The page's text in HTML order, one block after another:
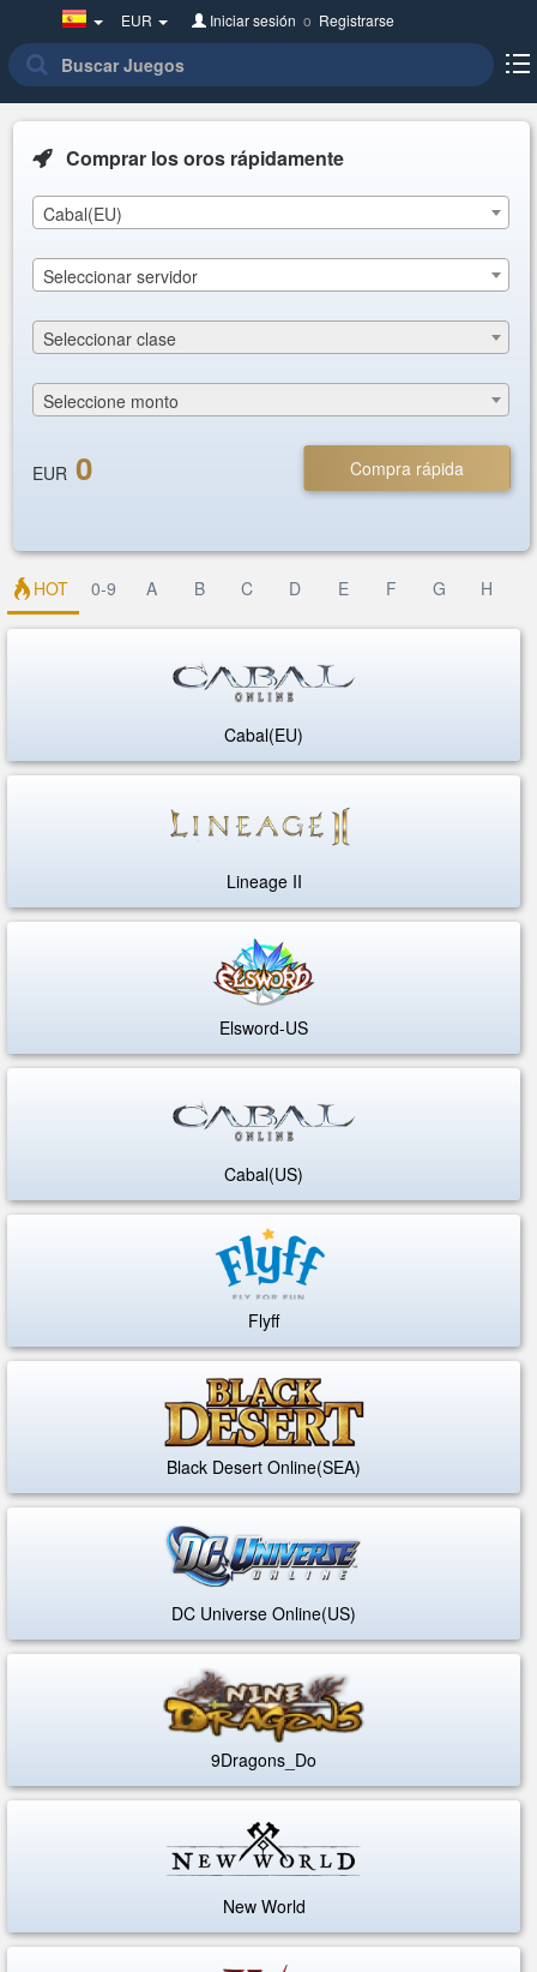
Spain(Español)
EUR Iniciar sesión o Registrarse
Comprar los oros rápidamente
Cabal(EU)
Seleccionar servidor
Seleccionar clase
Seleccione monto
EUR 0 Compra rápida
HOT 0-9 A B C D E F G H
Cabal(EU)
Lineage II
Elsword-US
Cabal(US)
Flyff
Black Desert Online(SEA)
DC Universe Online(US)
9Dragons_Do
New World